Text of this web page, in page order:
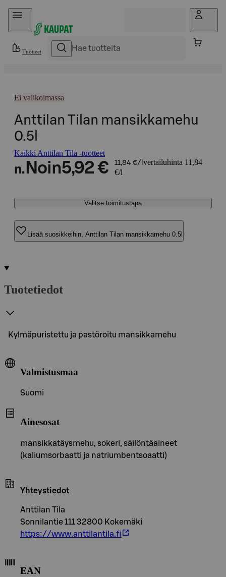
Hyppää sisältöön
Tuotteet
Ei valikoimassa
Anttilan Tilan mansikkamehu
0.5l
Kaikki Anttilan Tila -tuotteet
n. Noin5,92 € 11,84 €/l vertailuhinta 11,84
€/l
Valitse toimitustapa
Lisää suosikkeihin, Anttilan Tilan mansikkamehu 0.5l
Tuotetiedot
Kylmäpuristettu ja pastöroitu mansikkamehu
Valmistusmaa
Suomi
Ainesosat
mansikkatäysmehu, sokeri, säilöntäaineet
(kaliumsorbaatti ja natriumbentsoaatti)
Yhteystiedot
Anttilan Tila
Sonnilantie 111 32800 Kokemäki
https://www.anttilantila.fi
EAN